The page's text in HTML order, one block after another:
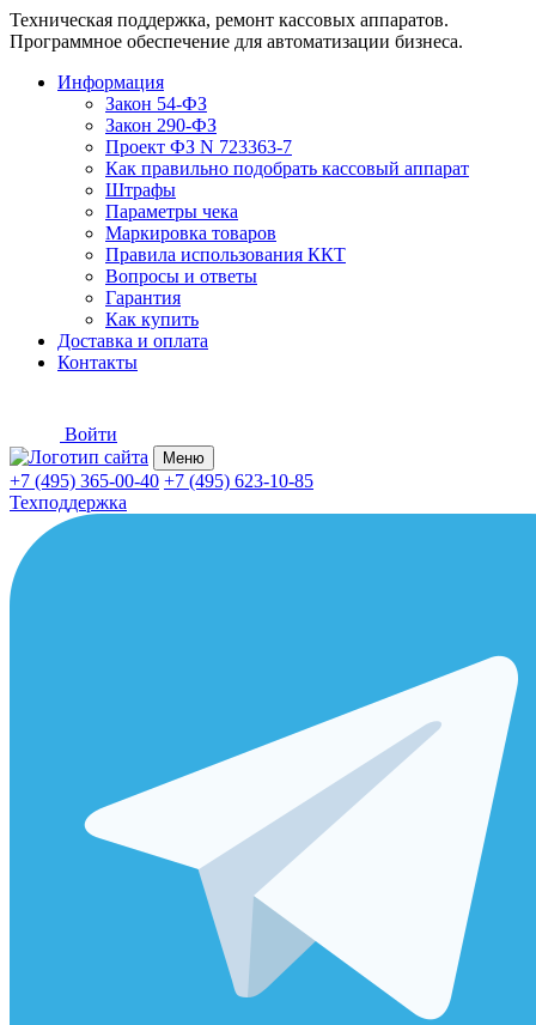
Техническая поддержка, ремонт кассовых аппаратов.
Программное обеспечение для автоматизации бизнеса.
Информация
Закон 54-ФЗ
Закон 290-ФЗ
Проект ФЗ N 723363-7
Как правильно подобрать кассовый аппарат
Штрафы
Параметры чека
Маркировка товаров
Правила использования ККТ
Вопросы и ответы
Гарантия
Как купить
Доставка и оплата
Контакты
Войти
Меню
+7 (495) 365-00-40 +7 (495) 623-10-85
Техподдержка